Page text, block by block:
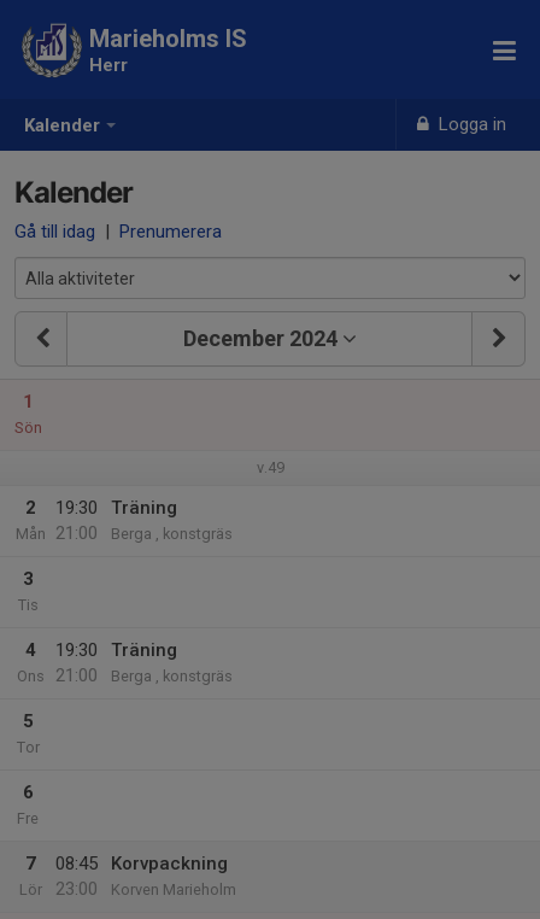
Kalender Logga in
Marieholms IS
Herr
Kalender
Gå till idag | Prenumerera
December 2024
1
Sön
v.49
2
Mån
19:30
21:00
Träning
Berga , konstgräs
3
Tis
4
Ons
19:30
21:00
Träning
Berga , konstgräs
5
Tor
6
Fre
7
Lör
08:45
23:00
Korvpackning
Korven Marieholm